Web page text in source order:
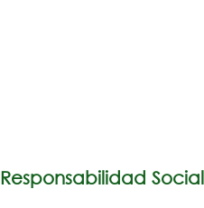
Responsabilidad Social